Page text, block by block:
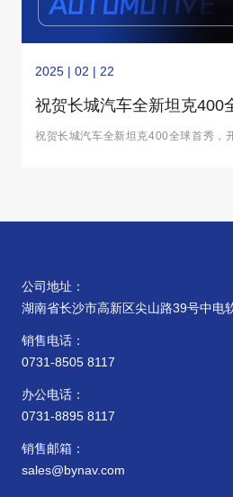
2025 | 02 | 22
祝贺长城汽车全新坦克400
祝贺长城汽车全新坦克400全球首秀，
公司地址：
湖南省长沙市高新区尖山路39号中电
销售电话：
0731-8505 8117
办公电话：
0731-8895 8117
销售邮箱：
sales@bynav.com